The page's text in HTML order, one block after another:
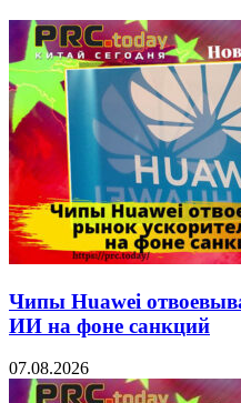
Чипы Huawei
ИИ на фоне санкций
07.08.2026